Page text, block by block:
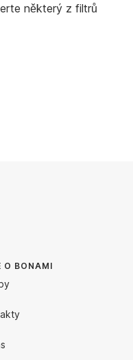
některý z filtrů
O BONAMI